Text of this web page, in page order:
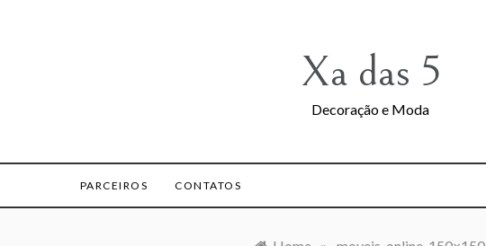
Xa das 5
Decoração e Moda
PARCEIROS CONTATOS